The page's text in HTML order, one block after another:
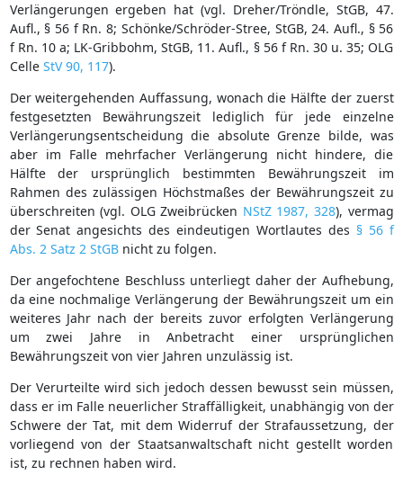
Verlängerungen ergeben hat (vgl. Dreher/Tröndle, StGB, 47.
Aufl., § 56 f Rn. 8; Schönke/Schröder-Stree, StGB, 24. Aufl., § 56
f Rn. 10 a; LK-Gribbohm, StGB, 11. Aufl., § 56 f Rn. 30 u. 35; OLG
Celle StV 90, 117).
Der weitergehenden Auffassung, wonach die Hälfte der zuerst
festgesetzten Bewährungszeit lediglich für jede einzelne
Verlängerungsentscheidung die absolute Grenze bilde, was
aber im Falle mehrfacher Verlängerung nicht hindere, die
Hälfte der ursprünglich bestimmten Bewährungszeit im
Rahmen des zulässigen Höchstmaßes der Bewährungszeit zu
überschreiten (vgl. OLG Zweibrücken NStZ 1987, 328), vermag
der Senat angesichts des eindeutigen Wortlautes des § 56 f
Abs. 2 Satz 2 StGBnicht zu folgen.
Der angefochtene Beschluss unterliegt daher der Aufhebung,
da eine nochmalige Verlängerung der Bewährungszeit um ein
weiteres Jahr nach der bereits zuvor erfolgten Verlängerung
um zwei Jahre in Anbetracht einer ursprünglichen
Bewährungszeit von vier Jahren unzulässig ist.
Der Verurteilte wird sich jedoch dessen bewusst sein müssen,
dass er im Falle neuerlicher Straffälligkeit, unabhängig von der
Schwere der Tat, mit dem Widerruf der Strafaussetzung, der
vorliegend von der Staatsanwaltschaft nicht gestellt worden
ist, zu rechnen haben wird.